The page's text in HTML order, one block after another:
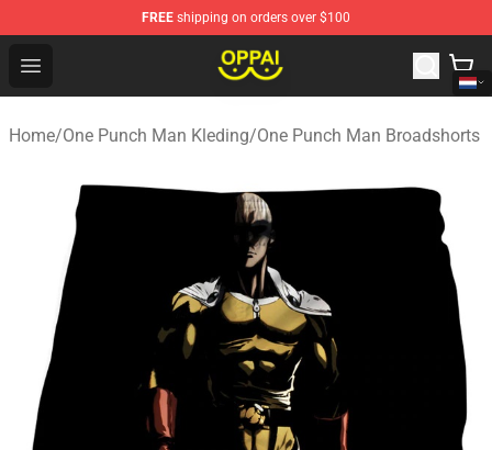
FREE shipping on orders over $100
Open menu
Oppai Store - Official Oppai Merchandise Shop
Home/One Punch Man Kleding/One Punch Man Broadshorts